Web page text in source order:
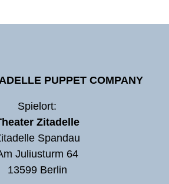
PUPPET COMPANY
Spielort:
Zitadelle
Spandau
Juliusturm 64
13599 Berlin